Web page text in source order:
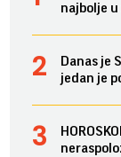
najbolje
Danas je
jedan je